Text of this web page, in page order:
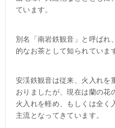
ています。
別名「南岩鉄観音」と呼ばれ
的なお茶として知られていま
安渓鉄観音は従来、火入れを
おりましたが、現在は蘭の花
火入れを軽め、もしくは全く
主流となってきています。